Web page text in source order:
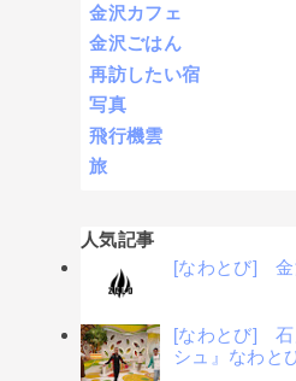
金沢カフェ
金沢ごはん
再訪したい宿
写真
飛行機雲
旅
人気記事
[なわとび] 金
[なわとび] 石
シュ』なわと